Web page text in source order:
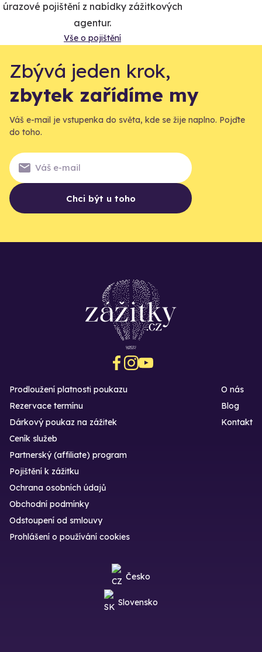
úrazové pojištění z nabídky zážitkových
agentur.
Vše o pojištění
Zbývá jeden krok,
zbytek zařídíme my
Váš e-mail je vstupenka do světa, kde se žije naplno. Pojďte
do toho.
Chci být u toho
Prodloužení platnosti poukazu
Rezervace termínu
Dárkový poukaz na zážitek
O nás
Blog
Kontakt
Ceník služeb
Partnerský (affiliate) program
Pojištění k zážitku
Ochrana osobních údajů
Obchodní podmínky
Odstoupení od smlouvy
Prohlášení o používání cookies
Česko
Slovensko